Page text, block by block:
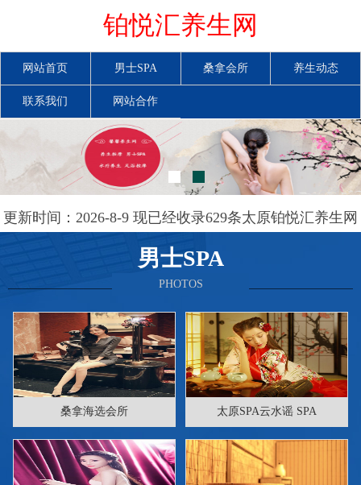
铂悦汇养生网
网站首页 男士SPA 桑拿会所 养生动态
联系我们 网站合作
更新时间：2026-8-9 现已经收录629条太原铂悦汇养生网
信息
男士SPA
PHOTOS
桑拿海选会所 太原SPA云水谣 SPA